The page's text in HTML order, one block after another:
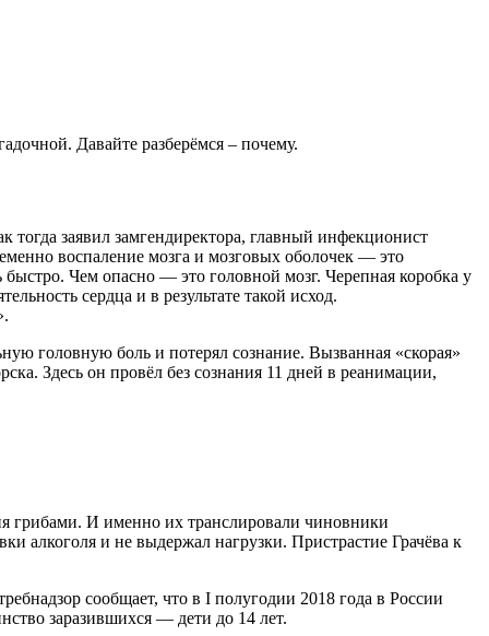
Давайте разберёмся – почему.
заявил замгендиректора, главный инфекционист
воспаление мозга и мозговых оболочек — это
Чем опасно — это головной мозг. Черепная коробка у
сердца и в результате такой исход.
головную боль и потерял сознание. Вызванная «скорая»
Здесь он провёл без сознания 11 дней в реанимации,
грибами. И именно их транслировали чиновники
алкоголя и не выдержал нагрузки. Пристрастие Грачёва к
сообщает, что в I полугодии 2018 года в России
заразившихся — дети до 14 лет.